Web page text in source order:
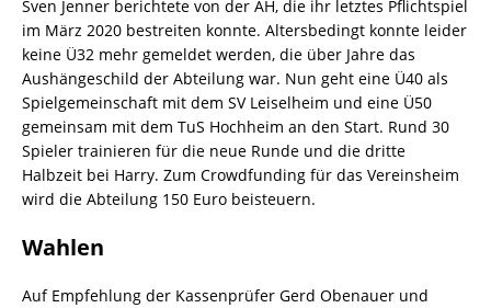
Sven Jenner berichtete von der AH, die ihr letztes Pflichtspiel
im März 2020 bestreiten konnte. Altersbedingt konnte leider
keine Ü32 mehr gemeldet werden, die über Jahre das
Aushängeschild der Abteilung war. Nun geht eine Ü40 als
Spielgemeinschaft mit dem SV Leiselheim und eine Ü50
gemeinsam mit dem TuS Hochheim an den Start. Rund 30
Spieler trainieren für die neue Runde und die dritte
Halbzeit bei Harry. Zum Crowdfunding für das Vereinsheim
wird die Abteilung 150 Euro beisteuern.
Wahlen
Auf Empfehlung der Kassenprüfer Gerd Obenauer und